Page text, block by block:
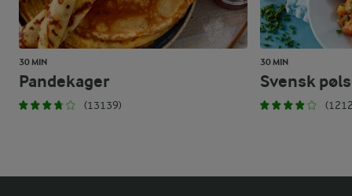
30 MIN
Pandekager
(13139)
30 MIN
Svensk